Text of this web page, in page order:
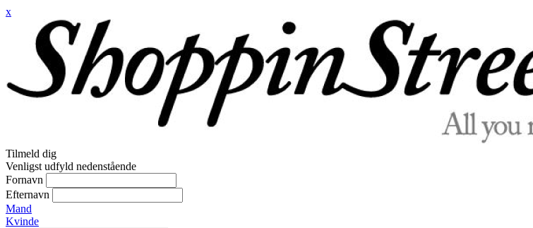
x
Tilmeld dig
Venligst udfyld nedenstående
Fornavn
Efternavn
Mand
Kvinde